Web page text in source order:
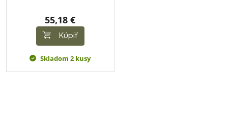
55,18 €
Kúpiť
Skladom 2 kusy